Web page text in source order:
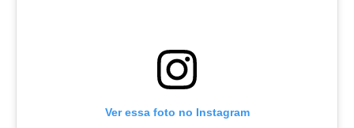
Ver essa foto no Instagram